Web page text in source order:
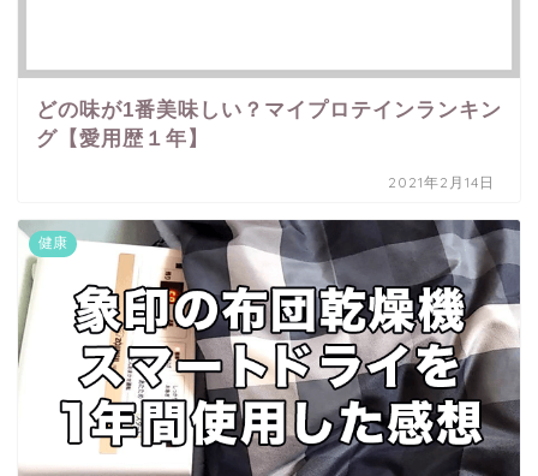
どの味が1番美味しい？マイプロテインランキン
グ【愛用歴１年】
2021年2月14日
健康